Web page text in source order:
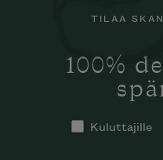
TILAA
100%
Kuluttajille